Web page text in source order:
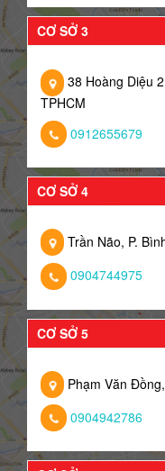
CƠ SỞ 3
38 Hoàng Diệu
TPHCM
0912655679
CƠ SỞ 4
Trần Não, P.
0904744975
CƠ SỞ 5
Phạm Văn
0904942786